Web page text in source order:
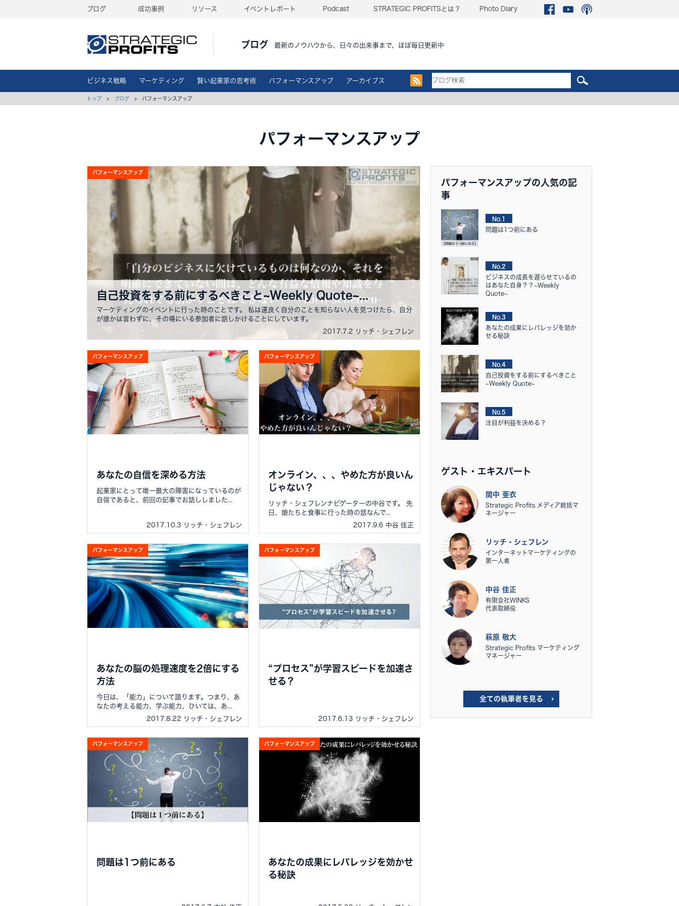
ブログ 成功事例 リソース イベントレポート Podcast STRATEGIC PROFITSとは？ Photo Diary
ブログ 最新のノウハウから、日々の出来事まで、ほぼ毎日更新中
ビジネス戦略 マーケティング 賢い起業家の思考術 パフォーマンスアップ アーカイブス
トップ > ブログ > パフォーマンスアップ
パフォーマンスアップ
パフォーマンスアップ
自己投資をする前にするべきこと~Weekly Quote~...
マーケティングのイベントに行った時のことです。 私は運良く自分のことを知らない人を見つけたら、自分
が誰かは言わずに、その場にいる参加者に話しかけることにしています。
2017.7.2 リッチ・シェフレン
パフォーマンスアップ
あなたの自信を深める方法
起業家にとって唯一最大の障害になっているのが
自信であると、前回の記事でお話ししました...
2017.10.3 リッチ・シェフレン
パフォーマンスアップ
オンライン、、、やめた方が良いん
じゃない？
リッチ・シェフレンナビゲーターの中谷です。 先
日、娘たちと食事に行った時の話なんで...
2017.9.6 中谷 佳正
パフォーマンスアップ
あなたの脳の処理速度を2倍にする
方法
今日は、「能力」について語ります。つまり、あ
なたの考える能力、学ぶ能力、ひいては、あ...
2017.8.22 リッチ・シェフレン
パフォーマンスアップ
“プロセス”が学習スピードを加速さ
せる？
2017.6.13 リッチ・シェフレン
パフォーマンスアップ
問題は1つ前にある
パフォーマンスアップ
あなたの成果にレバレッジを効かせ
る秘訣
パフォーマンスアップの人気の記
事
No.1
問題は1つ前にある
No.2
ビジネスの成長を遅らせているの
はあなた自身？？~Weekly
Quote~
No.3
あなたの成果にレバレッジを効か
せる秘訣
No.4
自己投資をする前にするべきこと
~Weekly Quote~
No.5
注目が利益を決める？
ゲスト・エキスパート
間中 亜衣
Strategic Profits メディア統括マ
ネージャー
リッチ・シェフレン
インターネットマーケティングの
第一人者
中谷 佳正
有限会社WINKS
代表取締役
萩原 敬大
Strategic Profits マーケティング
マネージャー
全ての執筆者を見る